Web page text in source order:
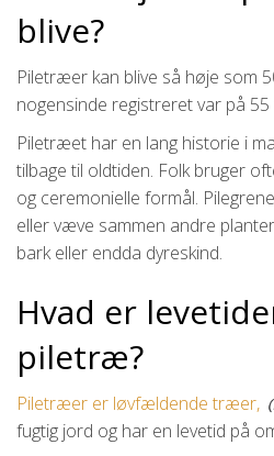
blive?
Piletræer kan blive så høje som
nogensinde registreret var på 55
Piletræet har en lang historie i
tilbage til oldtiden. Folk bruger
og ceremonielle formål.
eller væve sammen andre
bark eller endda dyreskind.
Hvad er
piletræ?
Piletræer er løvfældende træer,
fugtig jord og har en levetid på